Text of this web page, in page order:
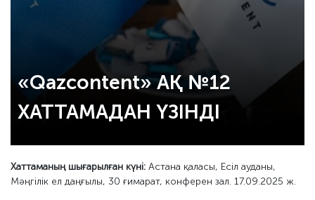
«Qazcontent» АҚ №12
ХАТТАМАДАН ҮЗІНДІ
Хаттаманың шығарылған күні: Астана қаласы, Есіл ауданы,
Мәңгілік ел даңғылы, 30 ғимарат, конферен зал. 17.09.2025 ж.